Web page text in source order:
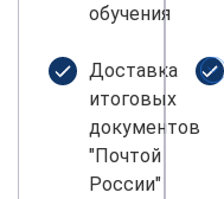
обучения
Доставка
итоговых
документов
"Почтой
России"